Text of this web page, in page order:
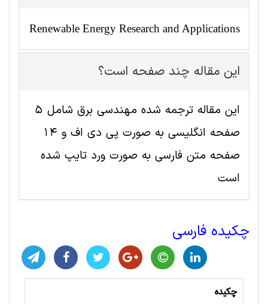
Renewable Energy Research and Applications
این مقاله چند صفحه است؟
این مقاله ترجمه شده مهندسی برق شامل 5
صفحه انگلیسی به صورت پی دی اف و 14
صفحه متن فارسی به صورت ورد تایپ شده
است
چکیده فارسی
چکیده